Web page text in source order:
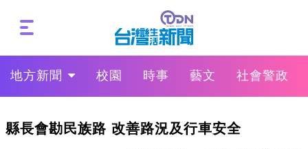
地方新聞 校園 時事 藝文 社會警政
縣長會勘民族路 改善路況及行車安全